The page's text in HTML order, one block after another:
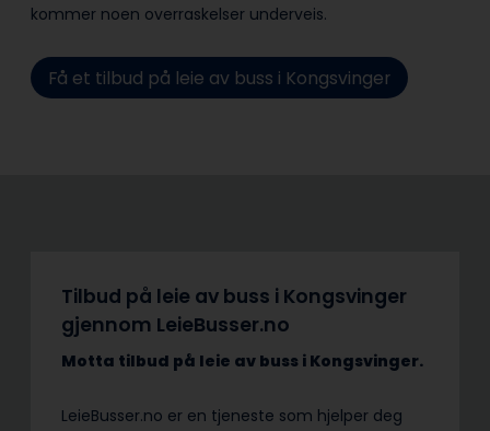
kommer noen overraskelser underveis.
Få et tilbud på leie av buss i Kongsvinger
Tilbud på leie av buss i Kongsvinger
gjennom LeieBusser.no
Motta tilbud på leie av buss i Kongsvinger.
LeieBusser.no er en tjeneste som hjelper deg